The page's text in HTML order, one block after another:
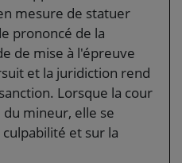
mesure de statuer
prononcé de la
de mise à l'épreuve
et la juridiction rend
Lorsque la cour
mineur, elle se
et sur la